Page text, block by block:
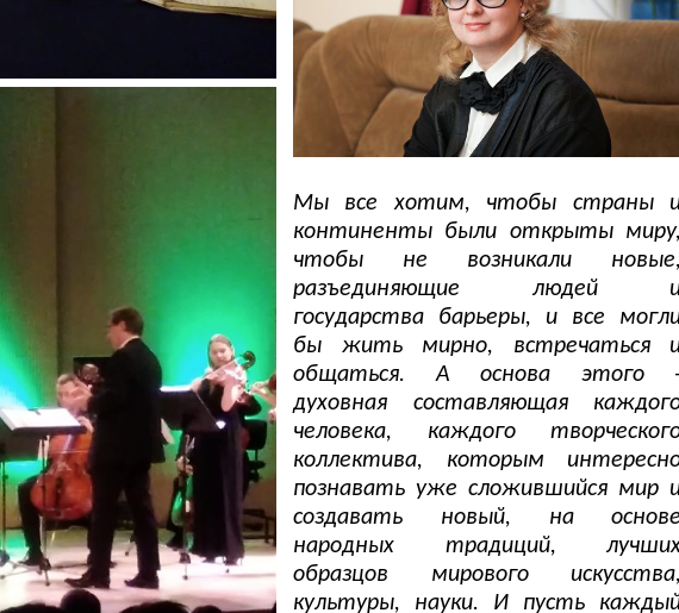
Мы все хотим, чтобы страны
континенты были открыты
чтобы не возникали
разъединяющие людей
государства барьеры, и все
бы жить мирно, встречаться
общаться. А основа этого
духовная составляющая
человека, каждого
коллектива, которым
познавать уже сложившийся мир
создавать новый, на
народных традиций,
образцов мирового
культуры, науки. И пусть